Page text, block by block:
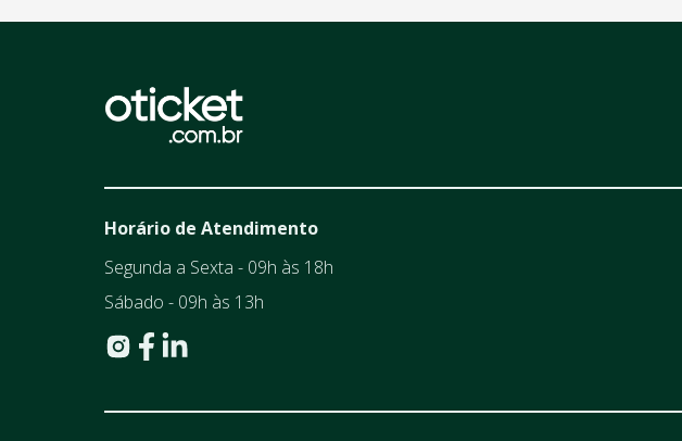
Horário de Atendimento
Segunda a Sexta - 09h às 18h
Sábado - 09h às 13h